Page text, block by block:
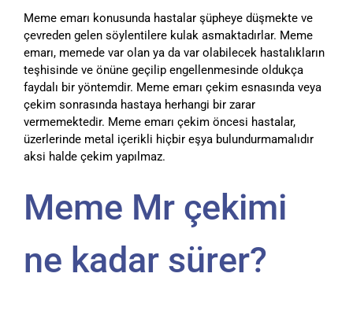
Meme emarı konusunda hastalar şüpheye düşmekte ve
çevreden gelen söylentilere kulak asmaktadırlar. Meme
emarı, memede var olan ya da var olabilecek hastalıkların
teşhisinde ve önüne geçilip engellenmesinde oldukça
faydalı bir yöntemdir. Meme emarı çekim esnasında veya
çekim sonrasında hastaya herhangi bir zarar
vermemektedir. Meme emarı çekim öncesi hastalar,
üzerlerinde metal içerikli hiçbir eşya bulundurmamalıdır
aksi halde çekim yapılmaz.
Meme Mr çekimi
ne kadar sürer?